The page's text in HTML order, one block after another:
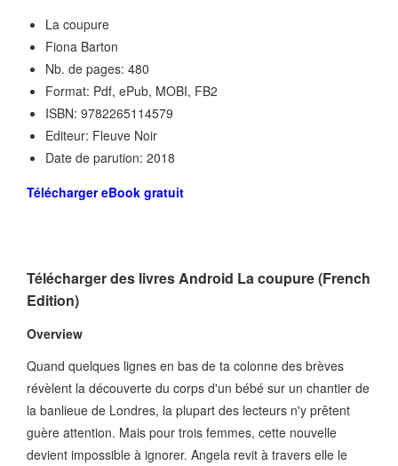
La coupure
Fiona Barton
Nb. de pages: 480
Format: Pdf, ePub, MOBI, FB2
ISBN: 9782265114579
Editeur: Fleuve Noir
Date de parution: 2018
Télécharger eBook gratuit
Télécharger des livres Android La coupure (French
Edition)
Overview
Quand quelques lignes en bas de ta colonne des brèves
révèlent la découverte du corps d'un bébé sur un chantier de
la banlieue de Londres, la plupart des lecteurs n'y prêtent
guère attention. Mais pour trois femmes, cette nouvelle
devient impossible à ignorer. Angela revit à travers elle le